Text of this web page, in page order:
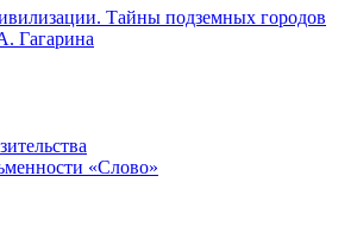
Тайны подземных городов
Гагарина
«Слово»